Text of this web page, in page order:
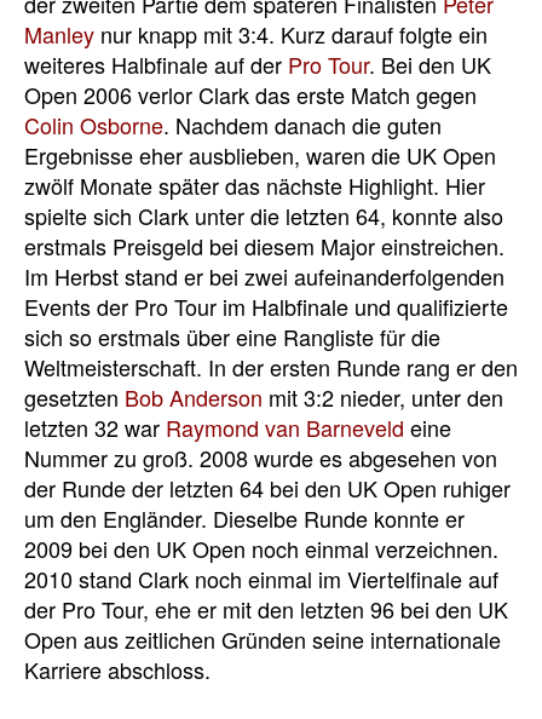
Manley nur knapp mit 3:4. Kurz darauf folgte ein
weiteres Halbfinale auf der Pro Tour. Bei den UK
Open 2006 verlor Clark das erste Match gegen
Colin Osborne. Nachdem danach die guten
Ergebnisse eher ausblieben, waren die UK Open
zwölf Monate später das nächste Highlight. Hier
spielte sich Clark unter die letzten 64, konnte also
erstmals Preisgeld bei diesem Major einstreichen.
Im Herbst stand er bei zwei aufeinanderfolgenden
Events der Pro Tour im Halbfinale und qualifizierte
sich so erstmals über eine Rangliste für die
Weltmeisterschaft. In der ersten Runde rang er den
gesetzten Bob Anderson mit 3:2 nieder, unter den
letzten 32 war Raymond van Barneveld eine
Nummer zu groß. 2008 wurde es abgesehen von
der Runde der letzten 64 bei den UK Open ruhiger
um den Engländer. Dieselbe Runde konnte er
2009 bei den UK Open noch einmal verzeichnen.
2010 stand Clark noch einmal im Viertelfinale auf
der Pro Tour, ehe er mit den letzten 96 bei den UK
Open aus zeitlichen Gründen seine internationale
Karriere abschloss.